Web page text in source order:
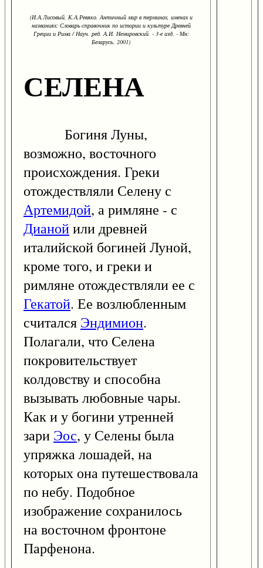
(И.А.Лисовый, К.А.Ревяко. Античный мир в терминах, именах и
названиях: Словарь-справочник по истории и культуре Древней
Греции и Рима / Науч. ред. А.И. Немировский. - 3-е изд. - Мн:
Беларусь, 2001)
СЕЛЕНА
Богиня Луны,
возможно, восточного
происхождения. Греки
отождествляли Селену с
Артемидой, а римляне - с
Дианойили древней
италийской богиней Луной,
кроме того, и греки и
римляне отождествляли ее с
Гекатой. Ее возлюбленным
считался Эндимион.
Полагали, что Селена
покровительствует
колдовству и способна
вызывать любовные чары.
Как и у богини утренней
зари Эос, у Селены была
упряжка лошадей, на
которых она путешествовала
по небу. Подобное
изображение сохранилось
на восточном фронтоне
Парфенона.